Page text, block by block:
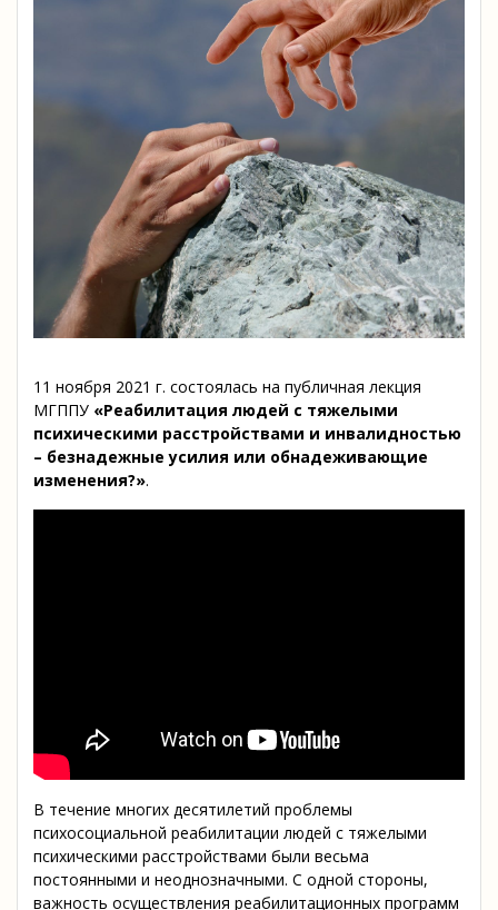
11 ноября 2021 г. состоялась на публичная лекция
МГППУ «Реабилитация людей с тяжелыми
психическими расстройствами и инвалидностью
– безнадежные усилия или обнадеживающие
изменения?».
В течение многих десятилетий проблемы
психосоциальной реабилитации людей с тяжелыми
психическими расстройствами были весьма
постоянными и неоднозначными. С одной стороны,
важность осуществления реабилитационных программ